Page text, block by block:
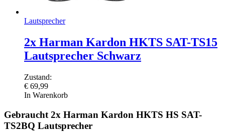
Lautsprecher
2x Harman Kardon HKTS SAT-TS15
Lautsprecher Schwarz
Zustand:
€ 69,99
In Warenkorb
Gebraucht 2x Harman Kardon HKTS HS SAT-
TS2BQ Lautsprecher